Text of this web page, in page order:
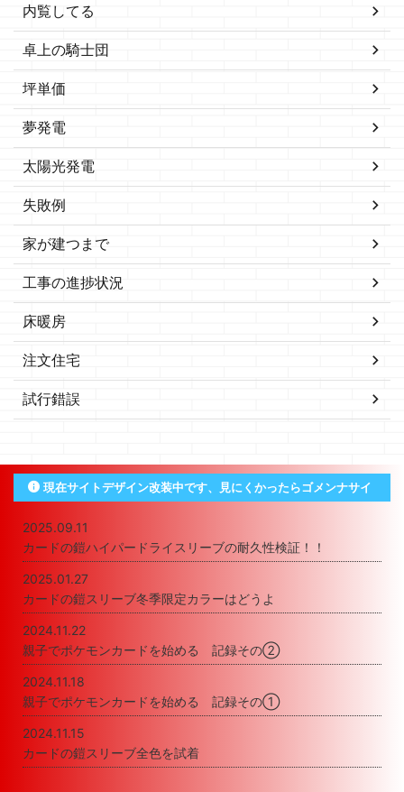
内覧してる
卓上の騎士団
坪単価
夢発電
太陽光発電
失敗例
家が建つまで
工事の進捗状況
床暖房
注文住宅
試行錯誤
現在サイトデザイン改装中です、見にくかったらゴメンナサイ
2025.09.11
カードの鎧ハイパードライスリーブの耐久性検証！！
2025.01.27
カードの鎧スリーブ冬季限定カラーはどうよ
2024.11.22
親子でポケモンカードを始める 記録その②
2024.11.18
親子でポケモンカードを始める 記録その①
2024.11.15
カードの鎧スリーブ全色を試着